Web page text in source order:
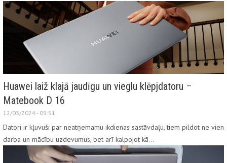
Huawei laiž klajā jaudīgu un vieglu klēpjdatoru –
Matebook D 16
12/03/2024 - 09:51
Datori ir kļuvuši par neatņemamu ikdienas sastāvdaļu, tiem pildot ne vien
darba un mācību uzdevumus, bet arī kalpojot kā…